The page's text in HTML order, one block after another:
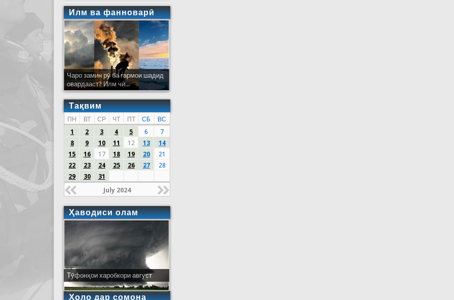
Илм ва фанноварӣ
Чаро замин рӯ ба гармои шадид
овардааст? Илм чӣ...
Тақвим
ПН ВТ СР ЧТ ПТ СБ
ВС
1
2 3 4 5 6
7
8
9 10 11 12 13
14
15
16 17 18 19 20
21
22
23 24 25 26 27
28
29
30 31
July 2024
Ҳаводиси олам
Тӯфонҳои харобкори август
Ҳоло дар сомона